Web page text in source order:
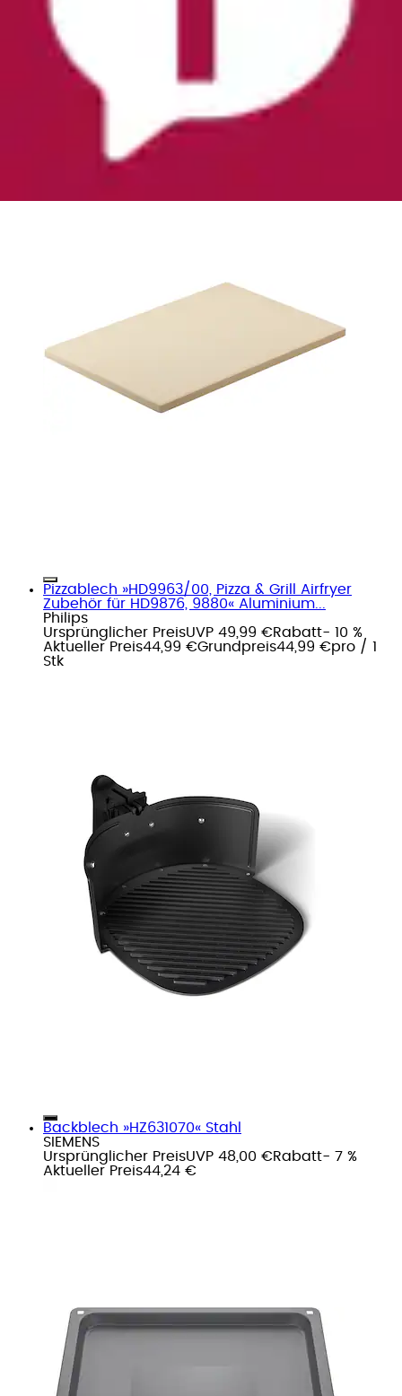
Backstein »für Grill und Backofen, 25235«
Cordierit Pizzastein zum Backen von Pizza,...
37,99 €
Pizzablech »HD9963/00, Pizza & Grill Airfryer
Zubehör für HD9876, 9880« Aluminium...
Philips
Ursprünglicher PreisUVP 49,99 €Rabatt- 10 %
Aktueller Preis44,99 €Grundpreis44,99 €pro / 1
Stk
Backblech »HZ631070« Stahl
SIEMENS
Ursprünglicher PreisUVP 48,00 €Rabatt- 7 %
Aktueller Preis44,24 €